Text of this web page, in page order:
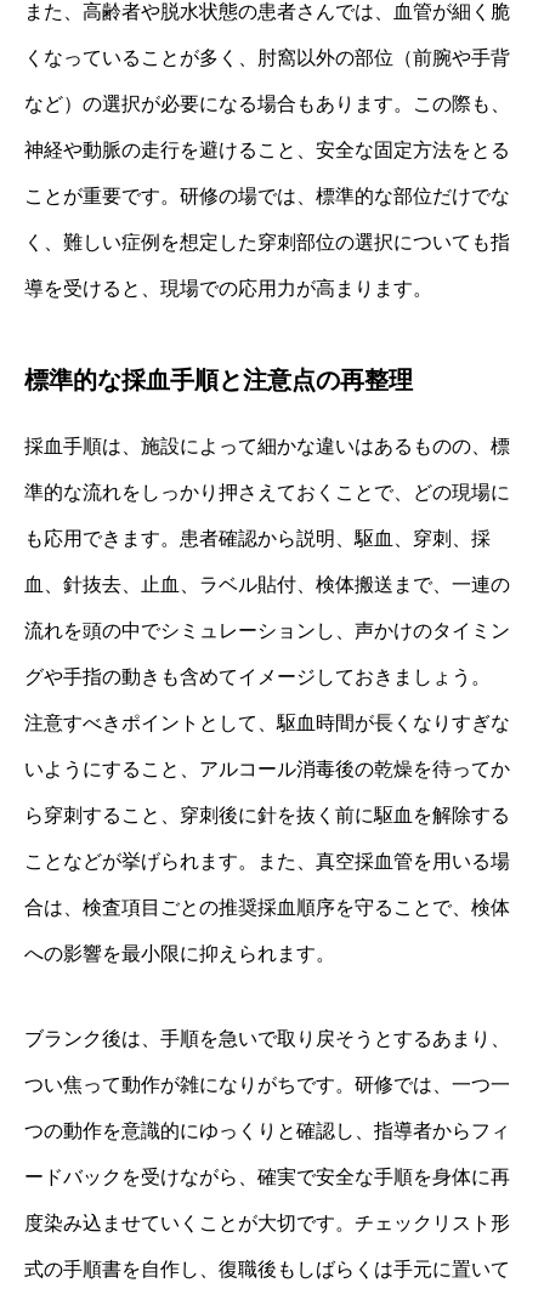
また、高齢者や脱水状態の患者さんでは、血管が細く脆
くなっていることが多く、肘窩以外の部位（前腕や手背
など）の選択が必要になる場合もあります。この際も、
神経や動脈の走行を避けること、安全な固定方法をとる
ことが重要です。研修の場では、標準的な部位だけでな
く、難しい症例を想定した穿刺部位の選択についても指
導を受けると、現場での応用力が高まります。
標準的な採血手順と注意点の再整理
採血手順は、施設によって細かな違いはあるものの、標
準的な流れをしっかり押さえておくことで、どの現場に
も応用できます。患者確認から説明、駆血、穿刺、採
血、針抜去、止血、ラベル貼付、検体搬送まで、一連の
流れを頭の中でシミュレーションし、声かけのタイミン
グや手指の動きも含めてイメージしておきましょう。
注意すべきポイントとして、駆血時間が長くなりすぎな
いようにすること、アルコール消毒後の乾燥を待ってか
ら穿刺すること、穿刺後に針を抜く前に駆血を解除する
ことなどが挙げられます。また、真空採血管を用いる場
合は、検査項目ごとの推奨採血順序を守ることで、検体
への影響を最小限に抑えられます。
ブランク後は、手順を急いで取り戻そうとするあまり、
つい焦って動作が雑になりがちです。研修では、一つ一
つの動作を意識的にゆっくりと確認し、指導者からフィ
ードバックを受けながら、確実で安全な手順を身体に再
度染み込ませていくことが大切です。チェックリスト形
式の手順書を自作し、復職後もしばらくは手元に置いて